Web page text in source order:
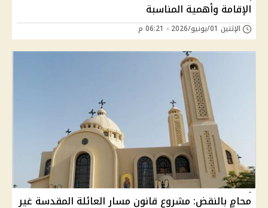
الإقامة وأهمية المناسبة
الإثنين 01/يونيو/2026 - 06:21 م
محامٍ بالنقض: مشروع قانون مسار العائلة المقدسة غير